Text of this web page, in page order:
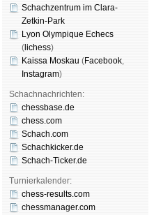
Schachzentrum im Clara-
Zetkin-Park
Lyon Olympique Echecs
( lichess)
Kaissa Moskau (Face­book,
Insta­gram)
Schachnachrichten:
chessbase.de
chess.com
Schach.com
Schachkicker.de
Schach-Ticker.de
Turnierkalender:
chess-results.com
chessmanager.com